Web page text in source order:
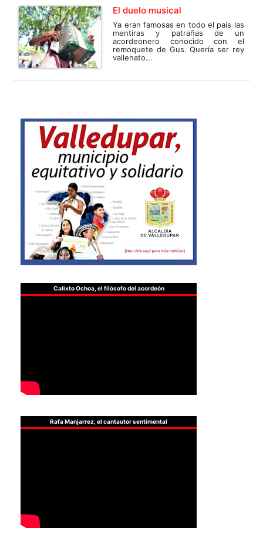
El duelo musical
Ya eran famosas en todo el país las
mentiras y patrañas de un
acordeonero conocido con el
remoquete de Gus. Quería ser rey
vallenato...
Calixto Ochoa, el filósofo del acordeón
Rafa Manjarrez, el cantautor sentimental